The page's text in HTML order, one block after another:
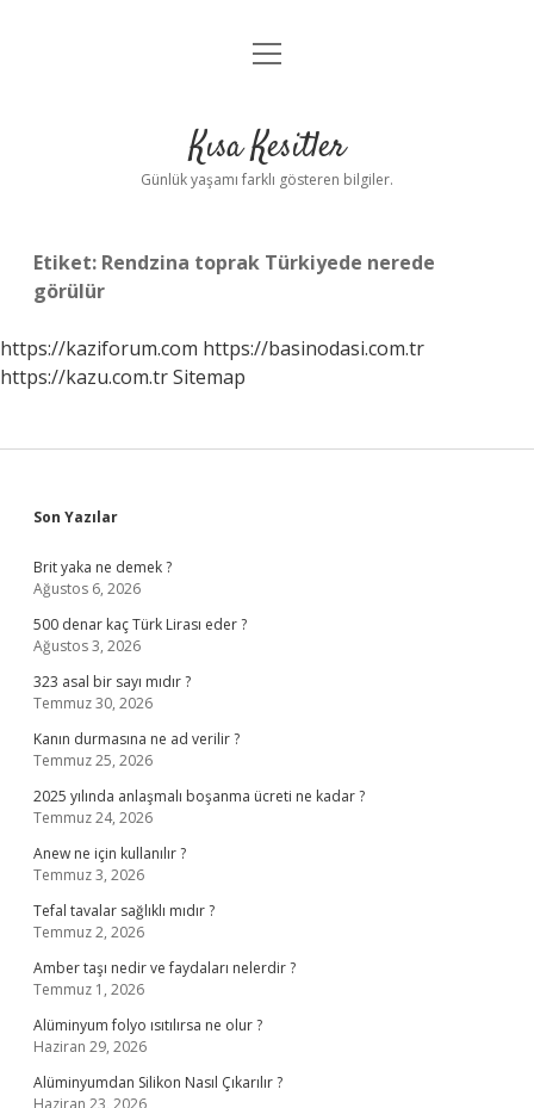
Anasayfa
Yasal Uyarı
menüyü
Kısa Kesitler
Günlük yaşamı farklı gösteren bilgiler.
Etiket: Rendzina toprak Türkiyede nerede
görülür
https://kaziforum.com https://basinodasi.com.tr
https://kazu.com.trSitemap
Sidebar
Son Yazılar
Brit yaka ne demek ?
Ağustos 6, 2026
500 denar kaç Türk Lirası eder ?
Ağustos 3, 2026
323 asal bir sayı mıdır ?
Temmuz 30, 2026
Kanın durmasına ne ad verilir ?
Temmuz 25, 2026
2025 yılında anlaşmalı boşanma ücreti ne kadar ?
Temmuz 24, 2026
Anew ne için kullanılır ?
Temmuz 3, 2026
Tefal tavalar sağlıklı mıdır ?
Temmuz 2, 2026
Amber taşı nedir ve faydaları nelerdir ?
Temmuz 1, 2026
Alüminyum folyo ısıtılırsa ne olur ?
Haziran 29, 2026
Alüminyumdan Silikon Nasıl Çıkarılır ?
Haziran 23, 2026